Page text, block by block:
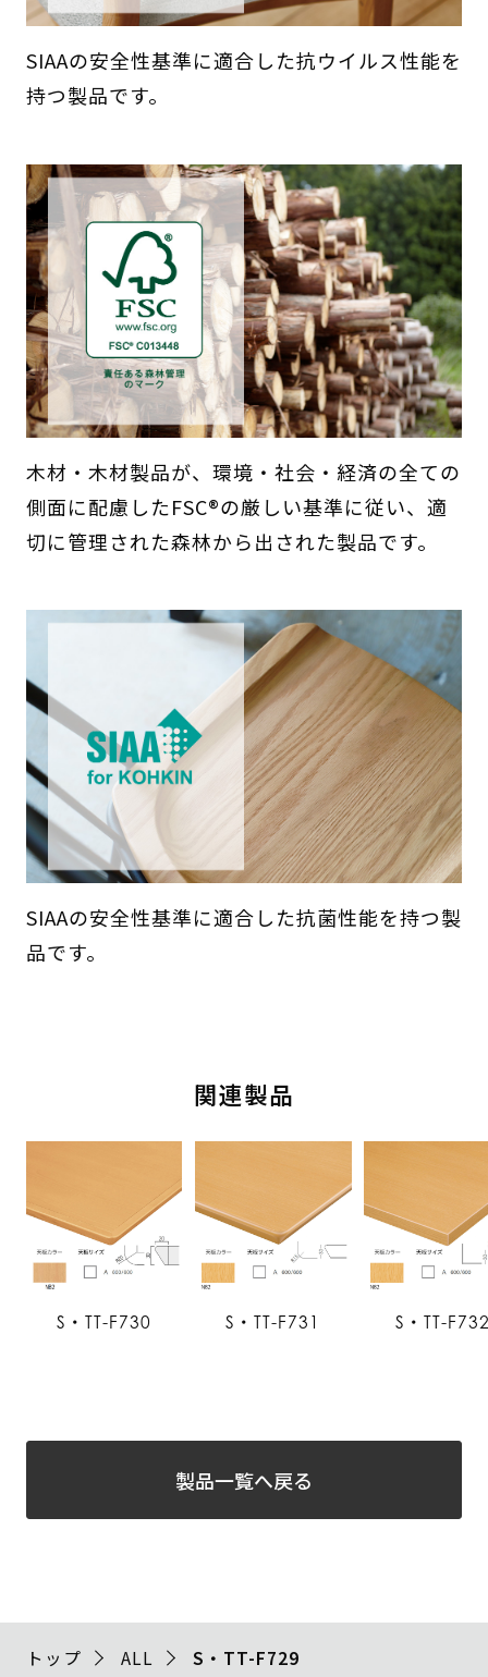
SIAAの安全性基準に適合した抗ウイルス性能を
持つ製品です。
木材・木材製品が、環境・社会・経済の全ての
側面に配慮したFSC®の厳しい基準に従い、適
切に管理された森林から出された製品です。
SIAAの安全性基準に適合した抗菌性能を持つ製
品です。
関連製品
S・TT-F730 S・TT-F731 S・TT-
製品一覧へ戻る
トップ ALL S・TT-F729